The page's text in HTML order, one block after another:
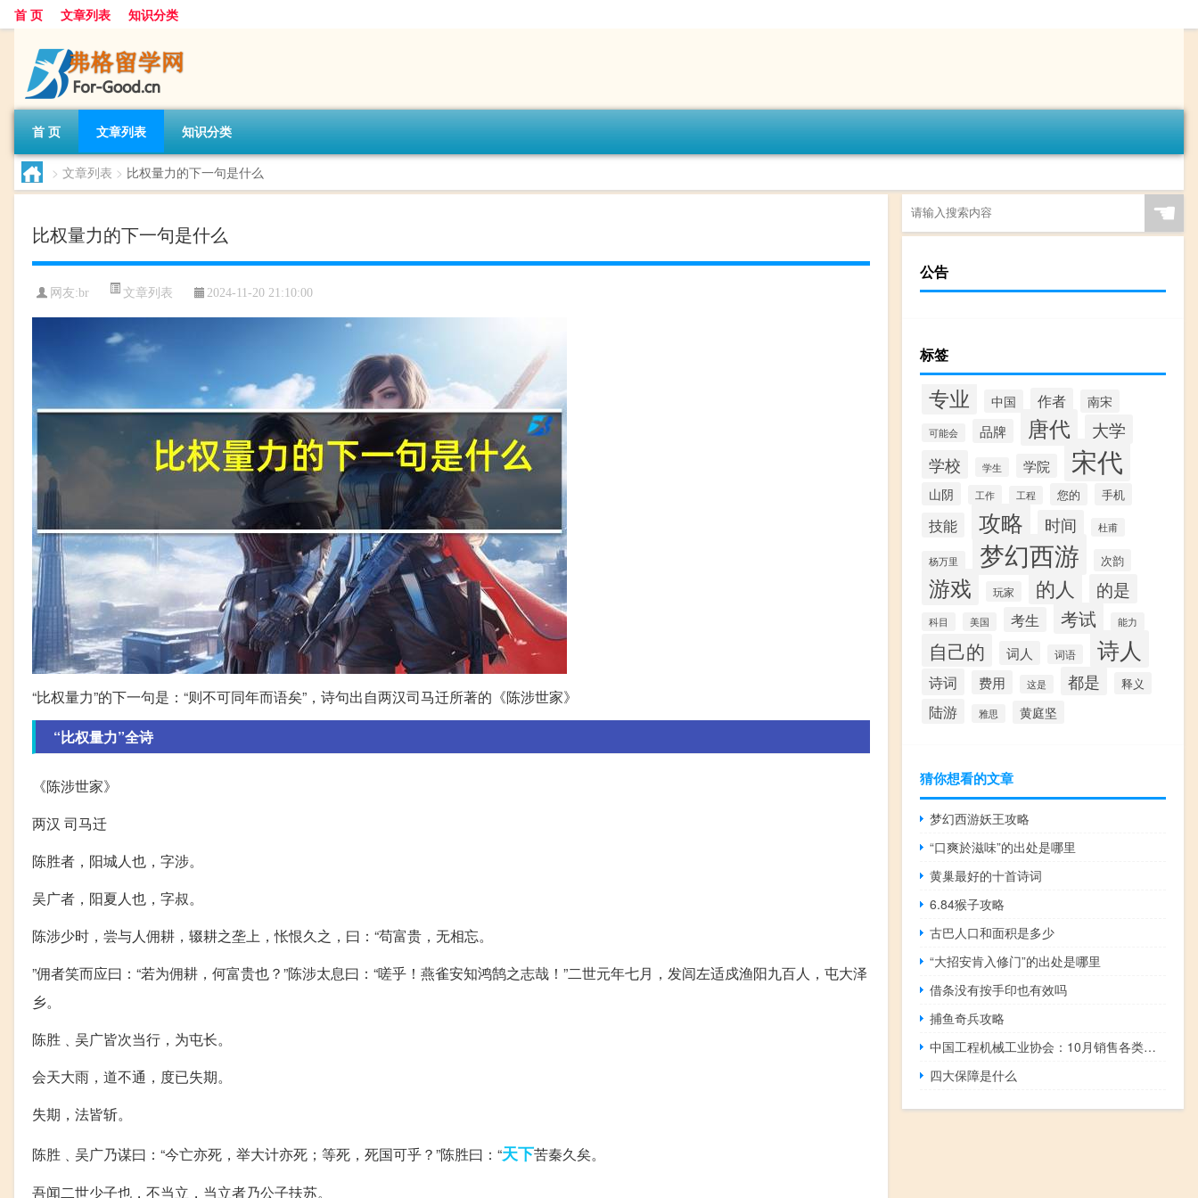
首 页 文章列表 知识分类
首 页 文章列表 知识分类
> 文章列表 > 比权量力的下一句是什么
比权量力的下一句是什么
网友:br 文章列表 2024-11-20 21:10:00
“比权量力”的下一句是：“则不可同年而语矣”，诗句出自两汉司马迁所著的《陈涉世家》
“比权量力”全诗
《陈涉世家》
两汉 司马迁
陈胜者，阳城人也，字涉。
吴广者，阳夏人也，字叔。
陈涉少时，尝与人佣耕，辍耕之垄上，怅恨久之，曰：“苟富贵，无相忘。
”佣者笑而应曰：“若为佣耕，何富贵也？”陈涉太息曰：“嗟乎！燕雀安知鸿鹄之志哉！”二世元年七月，发闾左适戍渔阳九百人，屯大泽
乡。
陈胜﹑吴广皆次当行，为屯长。
会天大雨，道不通，度已失期。
失期，法皆斩。
陈胜﹑吴广乃谋曰：“今亡亦死，举大计亦死；等死，死国可乎？”陈胜曰：“天下苦秦久矣。
吾闻二世少子也，不当立，当立者乃公子扶苏。
☚
公告
标签
专业 中国 作者 南宋
可能会 品牌 唐代 大学
学校 学生 学院 宋代
山阴 工作 工程 您的 手机
技能 攻略 时间 杜甫
杨万里 梦幻西游 次韵
游戏 玩家 的人 的是
科目 美国 考生 考试 能力
自己的 词人 词语 诗人
诗词 费用 这是 都是 释义
陆游 雅思 黄庭坚
猜你想看的文章
梦幻西游妖王攻略
“口爽於滋味”的出处是哪里
黄巢最好的十首诗词
6.84猴子攻略
古巴人口和面积是多少
“大招安肯入修门”的出处是哪里
借条没有按手印也有效吗
捕鱼奇兵攻略
中国工程机械工业协会：10月销售各类挖掘机14584台同比下降28.9%
四大保障是什么